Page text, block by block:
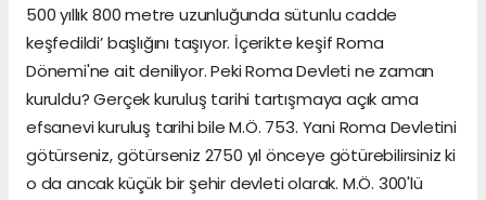
500 yıllık 800 metre uzunluğunda sütunlu cadde
keşfedildi’ başlığını taşıyor. İçerikte keşif Roma
Dönemi'ne ait deniliyor. Peki Roma Devleti ne zaman
kuruldu? Gerçek kuruluş tarihi tartışmaya açık ama
efsanevi kuruluş tarihi bile M.Ö. 753. Yani Roma Devletini
götürseniz, götürseniz 2750 yıl önceye götürebilirsiniz ki
o da ancak küçük bir şehir devleti olarak. M.Ö. 300'lü